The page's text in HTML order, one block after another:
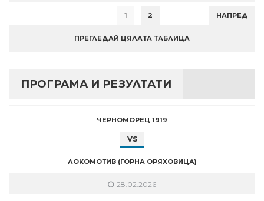
1 2 НАПРЕД
ПРЕГЛЕДАЙ ЦЯЛАТА ТАБЛИЦА
ПРОГРАМА И РЕЗУЛТАТИ
ЧЕРНОМОРЕЦ 1919
VS
ЛОКОМОТИВ (ГОРНА ОРЯХОВИЦА)
28.02.2026